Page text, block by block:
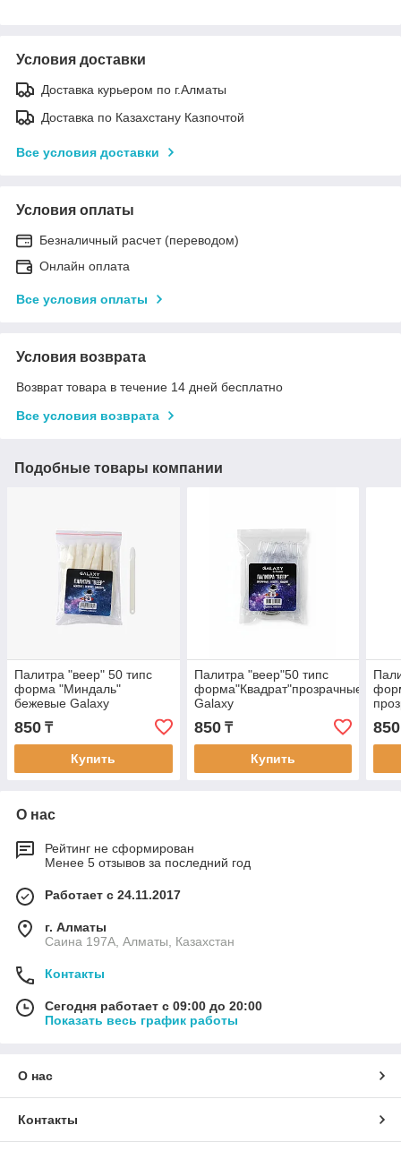
Условия доставки
Доставка курьером по г.Алматы
Доставка по Казахстану Казпочтой
Все условия доставки
Условия оплаты
Безналичный расчет (переводом)
Онлайн оплата
Все условия оплаты
Условия возврата
Возврат товара в течение 14 дней бесплатно
Все условия возврата
Подобные товары компании
Палитра "веер" 50 типс
форма "Миндаль"
бежевые Galaxy
850 ₸
Купить
Палитра "веер"50 типс
форма"Квадрат"прозрачные
Galaxy
850₸
Купить
850
О нас
Рейтинг не сформирован
Менее 5 отзывов за последний год
Работает с 24.11.2017
г. Алматы
Саина 197А, Алматы, Казахстан
Контакты
Сегодня работает с 09:00 до 20:00
Показать весь график работы
О нас
Контакты